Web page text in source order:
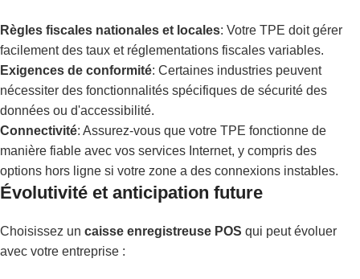
Règles fiscales nationales et locales: Votre TPE doit gérer
facilement des taux et réglementations fiscales variables.
Exigences de conformité: Certaines industries peuvent
nécessiter des fonctionnalités spécifiques de sécurité des
données ou d'accessibilité.
Connectivité: Assurez-vous que votre TPE fonctionne de
manière fiable avec vos services Internet, y compris des
options hors ligne si votre zone a des connexions instables.
Évolutivité et anticipation future
Choisissez un caisse enregistreuse POS qui peut évoluer
avec votre entreprise :